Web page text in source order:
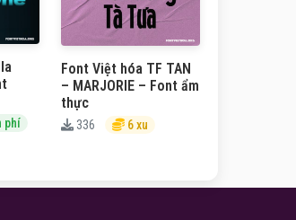
phí
Font Việt hóa TF TAN
– MARJORIE – Font ẩm
thực
336 6 xu